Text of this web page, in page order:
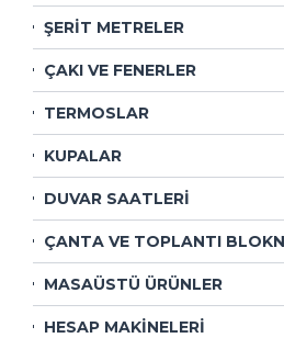
ŞERİT METRELER
ÇAKI VE FENERLER
TERMOSLAR
KUPALAR
DUVAR SAATLERİ
ÇANTA VE TOPLANTI
MASAÜSTÜ ÜRÜNLER
HESAP MAKİNELERİ